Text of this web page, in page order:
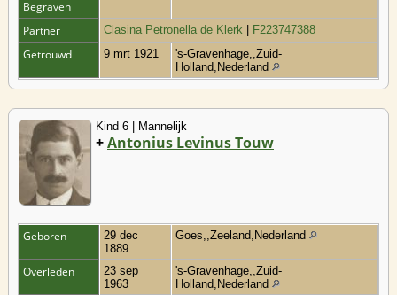
Begraven
Partner
Clasina Petronella de Klerk F223747388
Getrouwd 9 mrt 1921
's-Gravenhage,,Zuid-
Holland,Nederland
Kind 6 | Mannelijk
+Antonius Levinus Touw
Geboren
29 dec
1889
Goes,,Zeeland,Nederland
Overleden
23 sep
1963
's-Gravenhage,,Zuid-
Holland,Nederland